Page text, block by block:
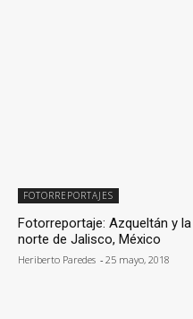
FOTORREPORTAJES
Fotorreportaje: Azqueltán y
norte de Jalisco, México
Heriberto Paredes - 25 mayo, 2018